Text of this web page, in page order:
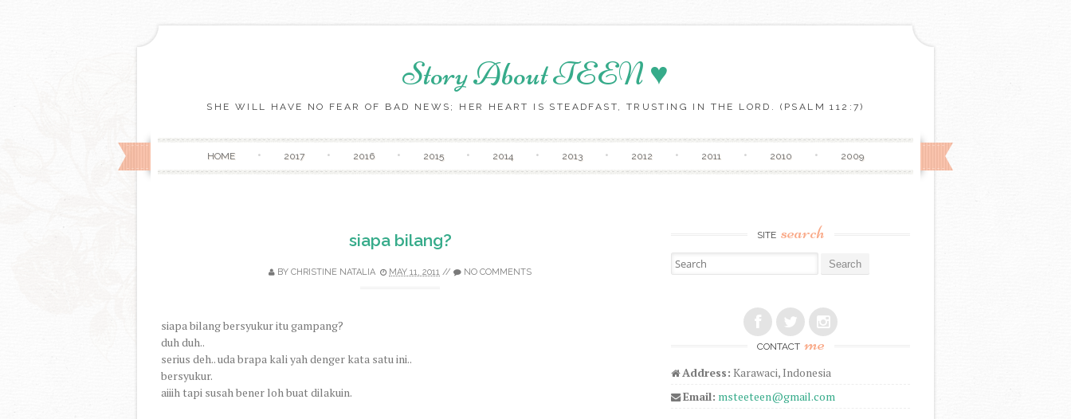
Story About TEEN ♥
SHE WILL HAVE NO FEAR OF BAD NEWS; HER HEART IS STEADFAST, TRUSTING IN THE LORD. (PSALM 112:7)
HOME 2017 2016 2015 2014 2013 2012 2011 2010 2009
siapa bilang?
BY CHRISTINE NATALIA MAY 11, 2011 // NO COMMENTS
siapa bilang bersyukur itu gampang?
duh duh..
serius deh.. uda brapa kali yah denger kata satu ini..
bersyukur.
aiiih tapi susah bener loh buat dilakuin.
SITE search
Search for:
CONTACT me
Address: Karawaci, Indonesia
Email: msteeteen@gmail.com